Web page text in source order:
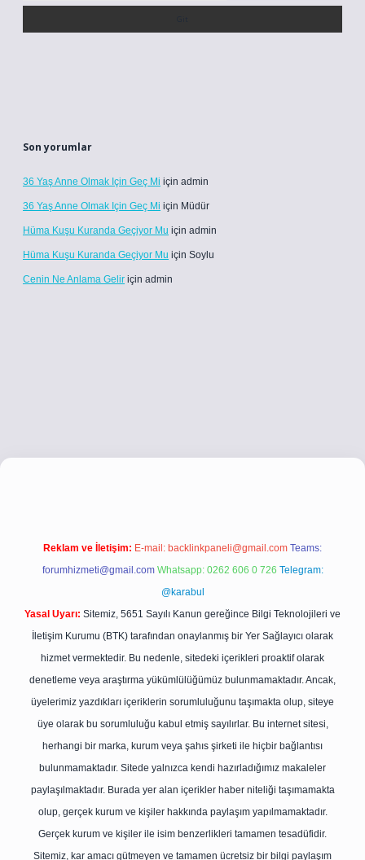
Son yorumlar
36 Yaş Anne Olmak Için Geç Mi için admin
36 Yaş Anne Olmak Için Geç Mi için Müdür
Hüma Kuşu Kuranda Geçiyor Mu için admin
Hüma Kuşu Kuranda Geçiyor Mu için Soylu
Cenin Ne Anlama Gelir için admin
betci girişbetci girişhiltonbet yeni giriş
Reklam ve İletişim: E-mail: backlinkpaneli@gmail.com Teams:
forumhizmeti@gmail.com Whatsapp: 0262 606 0 726 Telegram:
@karabul
Yasal Uyarı: Sitemiz, 5651 Sayılı Kanun gereğince Bilgi Teknolojileri ve
İletişim Kurumu (BTK) tarafından onaylanmış bir Yer Sağlayıcı olarak
hizmet vermektedir. Bu nedenle, sitedeki içerikleri proaktif olarak
denetleme veya araştırma yükümlülüğümüz bulunmamaktadır. Ancak,
üyelerimiz yazdıkları içeriklerin sorumluluğunu taşımakta olup, siteye
üye olarak bu sorumluluğu kabul etmiş sayılırlar. Bu internet sitesi,
herhangi bir marka, kurum veya şahıs şirketi ile hiçbir bağlantısı
bulunmamaktadır. Sitede yalnızca kendi hazırladığımız makaleler
paylaşılmaktadır. Burada yer alan içerikler haber niteliği taşımamakta
olup, gerçek kurum ve kişiler hakkında paylaşım yapılmamaktadır.
Gerçek kurum ve kişiler ile isim benzerlikleri tamamen tesadüfidir.
Sitemiz, kar amacı gütmeyen ve tamamen ücretsiz bir bilgi paylaşım